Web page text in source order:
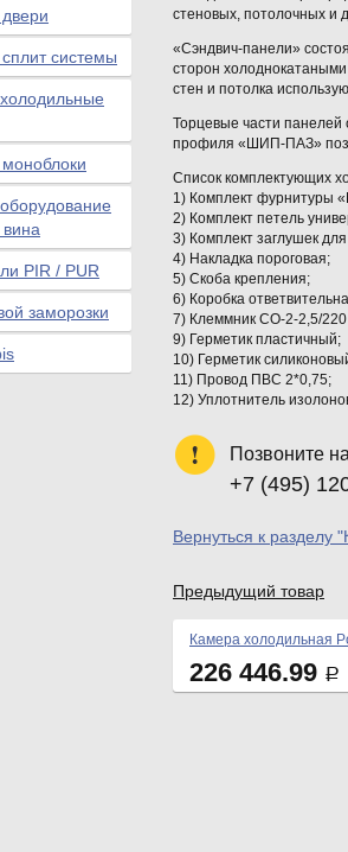
стеновых, потолочных и
«Сэндвич-панели»
сторон
стен и потолка
Торцевые части
профиля «ШИП-ПАЗ»
Список комплектующих
1) Комплект фурнитуры
2) Комплект петель
3) Комплект заглушек
4) Накладка пороговая;
5) Скоба крепления;
6) Коробка
7) Клеммник СО-2-2,5/
9) Герметик пластичный;
10) Герметик
11) Провод ПВС 2*0,75;
12) Уплотнитель
Позвоните
+7 (495)
Вернуться к
Предыдущий товар
Камера холодильная
226 446.99 Р
системы
PIR / PUR
заморозки